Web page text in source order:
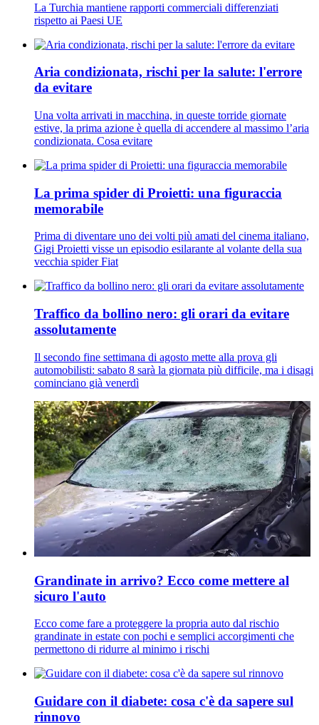
La Turchia mantiene rapporti commerciali differenziati
rispetto ai Paesi UE
Aria condizionata, rischi per la salute: l'errore
da evitare
Una volta arrivati in macchina, in queste torride giornate
estive, la prima azione è quella di accendere al massimo l’aria
condizionata. Cosa evitare
La prima spider di Proietti: una figuraccia
memorabile
Prima di diventare uno dei volti più amati del cinema italiano,
Gigi Proietti visse un episodio esilarante al volante della sua
vecchia spider Fiat
Traffico da bollino nero: gli orari da evitare
assolutamente
Il secondo fine settimana di agosto mette alla prova gli
automobilisti: sabato 8 sarà la giornata più difficile, ma i disagi
cominciano già venerdì
Grandinate in arrivo? Ecco come mettere al
sicuro l'auto
Ecco come fare a proteggere la propria auto dal rischio
grandinate in estate con pochi e semplici accorgimenti che
permettono di ridurre al minimo i rischi
Guidare con il diabete: cosa c'è da sapere sul
rinnovo